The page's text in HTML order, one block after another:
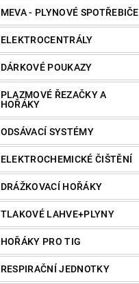
MEVA - PLYNOVÉ SPOTŘEBIČE
ELEKTROCENTRÁLY
DÁRKOVÉ POUKAZY
PLAZMOVÉ ŘEZAČKY A
HOŘÁKY
ODSÁVACÍ SYSTÉMY
ELEKTROCHEMICKÉ ČIŠTĚNÍ
DRÁŽKOVACÍ HOŘÁKY
TLAKOVÉ LAHVE+PLYNY
HOŘÁKY PRO TIG
RESPIRAČNÍ JEDNOTKY